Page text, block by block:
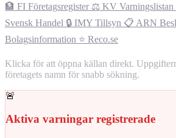
🏦 FI Företagsregister ⚖️ KV Varningslistan
Svensk Handel 🔒 IMY Tillsyn 📋 ARN
Bolagsinformation ⭐ Reco.se
Klicka för att öppna källan direkt.
företagets namn för snabb sökning.
🚨
Aktiva varningar registrerade